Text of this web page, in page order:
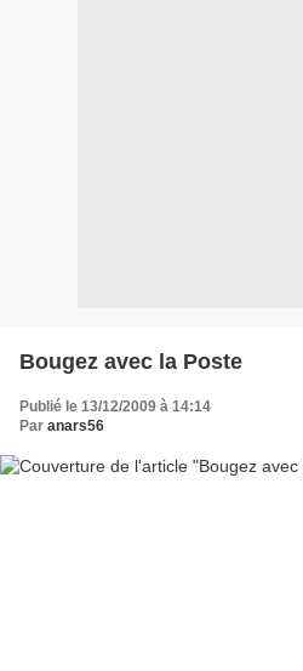
Bougez avec la Poste
Publié le 13/12/2009 à 14:14
Par anars56